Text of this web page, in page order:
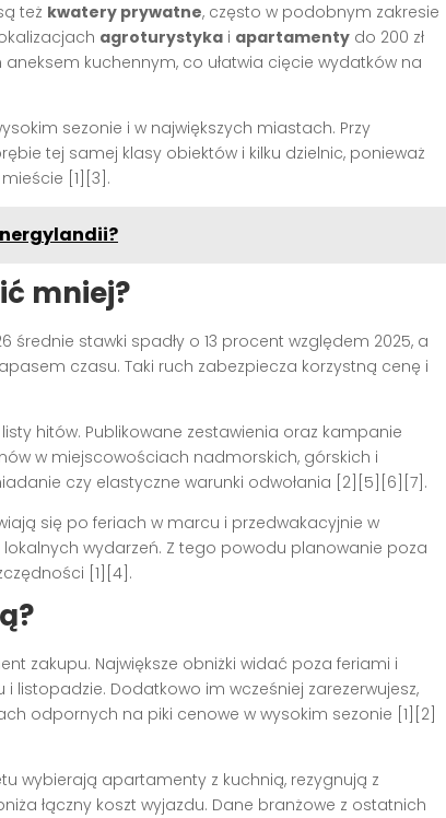
też kwatery prywatne, często w podobnym zakresie
agroturystyka i apartamenty do 200 zł
kuchennym, co ułatwia cięcie wydatków na
sezonie i w największych miastach. Przy
tej samej klasy obiektów i kilku dzielnic, ponieważ
[1][3].
mniej?
średnie stawki spadły o 13 procent względem 2025, a
czasu. Taki ruch zabezpiecza korzystną cenę i
hitów. Publikowane zestawienia oraz kampanie
w miejscowościach nadmorskich, górskich i
czy elastyczne warunki odwołania [2][5][6][7].
się po feriach w marcu i przedwakacyjnie w
wydarzeń. Z tego powodu planowanie poza
[1][4].
zakupu. Największe obniżki widać poza feriami i
listopadzie. Dodatkowo im wcześniej zarezerwujesz,
odpornych na piki cenowe w wysokim sezonie [1][2]
wybierają apartamenty z kuchnią, rezygnują z
łączny koszt wyjazdu. Dane branżowe z ostatnich